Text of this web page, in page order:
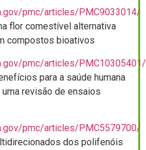
pmc/articles/PMC9033014/
flor comestível alternativa
compostos bioativos
pmc/articles/PMC10305401/
para a saúde humana
revisão de ensaios
pmc/articles/PMC5579700/
dos polifenóis